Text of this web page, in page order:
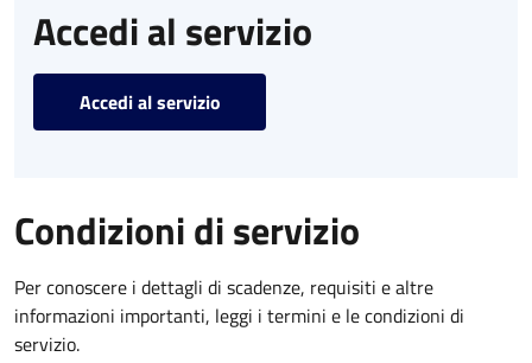
Accedi al servizio
Accedi al servizio
Condizioni di servizio
Per conoscere i dettagli di scadenze, requisiti e altre
informazioni importanti, leggi i termini e le condizioni di
servizio.